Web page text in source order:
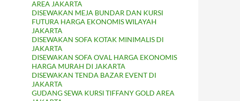
AREA JAKARTA
DISEWAKAN MEJA BUNDAR DAN KURSI
FUTURA HARGA EKONOMIS WILAYAH
JAKARTA
DISEWAKAN SOFA KOTAK MINIMALIS DI
JAKARTA
DISEWAKAN SOFA OVAL HARGA EKONOMIS
HARGA MURAH DI JAKARTA
DISEWAKAN TENDA BAZAR EVENT DI
JAKARTA
GUDANG SEWA KURSI TIFFANY GOLD AREA